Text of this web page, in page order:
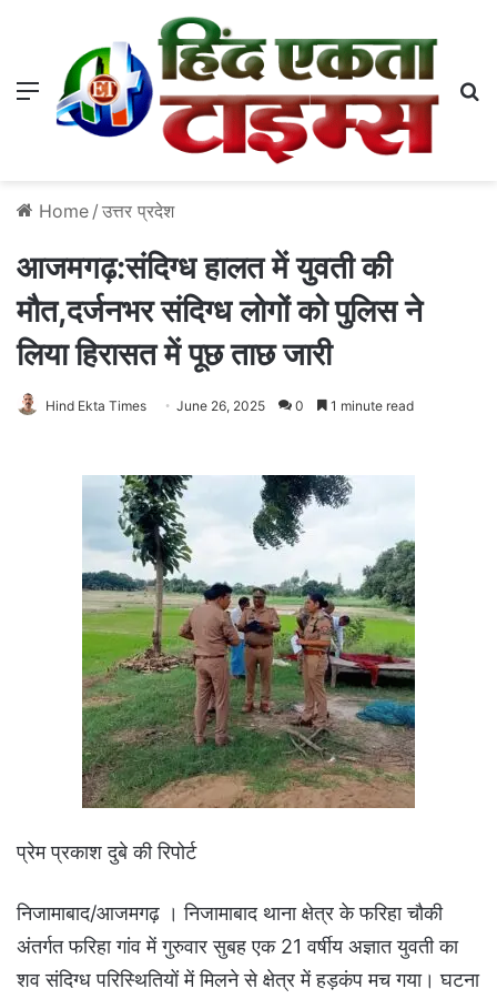
Menu
Home / उत्तर प्रदेश
आजमगढ़:संदिग्ध हालत में युवती की
मौत,दर्जनभर संदिग्ध लोगों को पुलिस ने
लिया हिरासत में पूछ ताछ जारी
Hind Ekta Times June 26, 2025 0 1 minute read
प्रेम प्रकाश दुबे की रिपोर्ट
निजामाबाद/आजमगढ़ । निजामाबाद थाना क्षेत्र के फरिहा चौकी
अंतर्गत फरिहा गांव में गुरुवार सुबह एक 21 वर्षीय अज्ञात युवती का
शव संदिग्ध परिस्थितियों में मिलने से क्षेत्र में हड़कंप मच गया। घटना